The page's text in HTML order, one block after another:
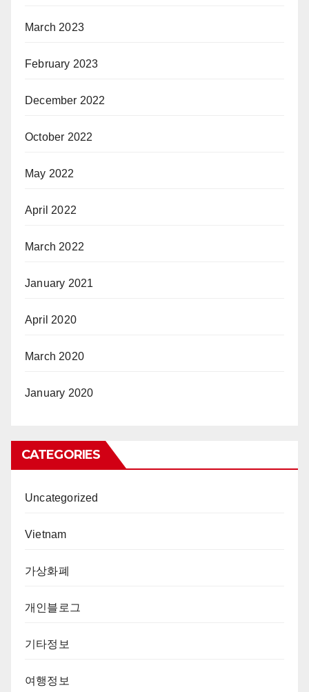
March 2023
February 2023
December 2022
October 2022
May 2022
April 2022
March 2022
January 2021
April 2020
March 2020
January 2020
CATEGORIES
Uncategorized
Vietnam
가상화폐
개인블로그
기타정보
여행정보